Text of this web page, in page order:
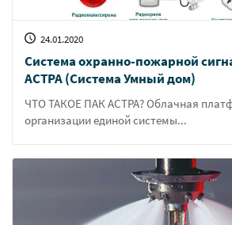
24.01.2020
Система охранно-пожарной
АСТРА (Система Умный дом)
ЧТО ТАКОЕ ПАК АСТРА? Облачная
организации единой системы...